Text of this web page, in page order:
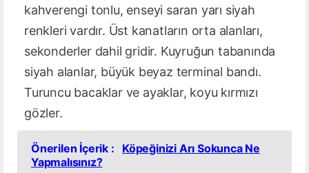
kahverengi tonlu, enseyi saran yarı siyah
renkleri vardır. Üst kanatların orta alanları,
sekonderler dahil gridir. Kuyruğun tabanında
siyah alanlar, büyük beyaz terminal bandı.
Turuncu bacaklar ve ayaklar, koyu kırmızı
gözler.
Önerilen İçerik :
Köpeğinizi Arı Sokunca Ne
Yapmalısınız?